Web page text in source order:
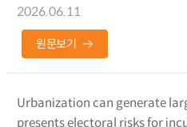
2026.06.11
원문보기
Urbanization can generate
presents electoral risks for